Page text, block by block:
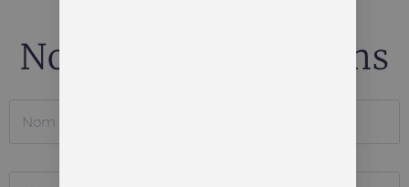
Nous Vous Rappelons